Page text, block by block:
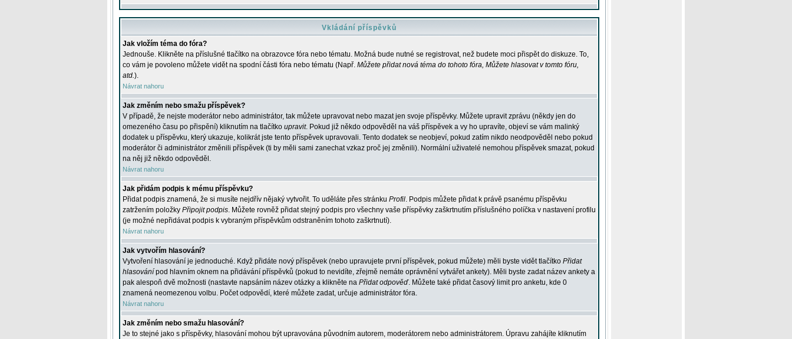
Vkládání příspěvků
Jak vložím téma do fóra?
Jednouše. Klikněte na příslušné tlačítko na obrazovce fóra nebo tématu. Možná bude nutné se registrovat, než budete moci přispět do diskuze. To,
co vám je povoleno můžete vidět na spodní části fóra nebo tématu (Např. Můžete přidat nová téma do tohoto fóra, Můžete hlasovat v tomto fóru,
atd.).
Návrat nahoru
Jak změním nebo smažu příspěvek?
V případě, že nejste moderátor nebo administrátor, tak můžete upravovat nebo mazat jen svoje příspěvky. Můžete upravit zprávu (někdy jen do
omezeného času po přispění) kliknutím na tlačítko upravit. Pokud již někdo odpověděl na váš příspěvek a vy ho upravíte, objeví se vám malinký
dodatek u příspěvku, který ukazuje, kolikrát jste tento příspěvek upravovali. Tento dodatek se neobjeví, pokud zatím nikdo neodpověděl nebo pokud
moderátor či administrátor změnili příspěvek (ti by měli sami zanechat vzkaz proč jej změnili). Normální uživatelé nemohou příspěvek smazat, pokud
na něj již někdo odpověděl.
Návrat nahoru
Jak přidám podpis k mému příspěvku?
Přidat podpis znamená, že si musíte nejdřív nějaký vytvořit. To uděláte přes stránku Profil. Podpis můžete přidat k právě psanému příspěvku
zatržením položky Připojit podpis. Můžete rovněž přidat stejný podpis pro všechny vaše příspěvky zaškrtnutím příslušného políčka v nastavení profilu
(je možné nepřidávat podpis k vybraným příspěvkům odstraněním tohoto zaškrtnutí).
Návrat nahoru
Jak vytvořím hlasování?
Vytvoření hlasování je jednoduché. Když přidáte nový příspěvek (nebo upravujete první příspěvek, pokud můžete) měli byste vidět tlačítko Přidat
hlasování pod hlavním oknem na přidávání příspěvků (pokud to nevidíte, zřejmě nemáte oprávnění vytvářet ankety). Měli byste zadat název ankety a
pak alespoň dvě možnosti (nastavte napsáním název otázky a klikněte na Přidat odpověď. Můžete také přidat časový limit pro anketu, kde 0
znamená neomezenou volbu. Počet odpovědí, které můžete zadat, určuje administrátor fóra.
Návrat nahoru
Jak změním nebo smažu hlasování?
Je to stejné jako s příspěvky, hlasování mohou být upravována původním autorem, moderátorem nebo administrátorem. Úpravu zahájíte kliknutím